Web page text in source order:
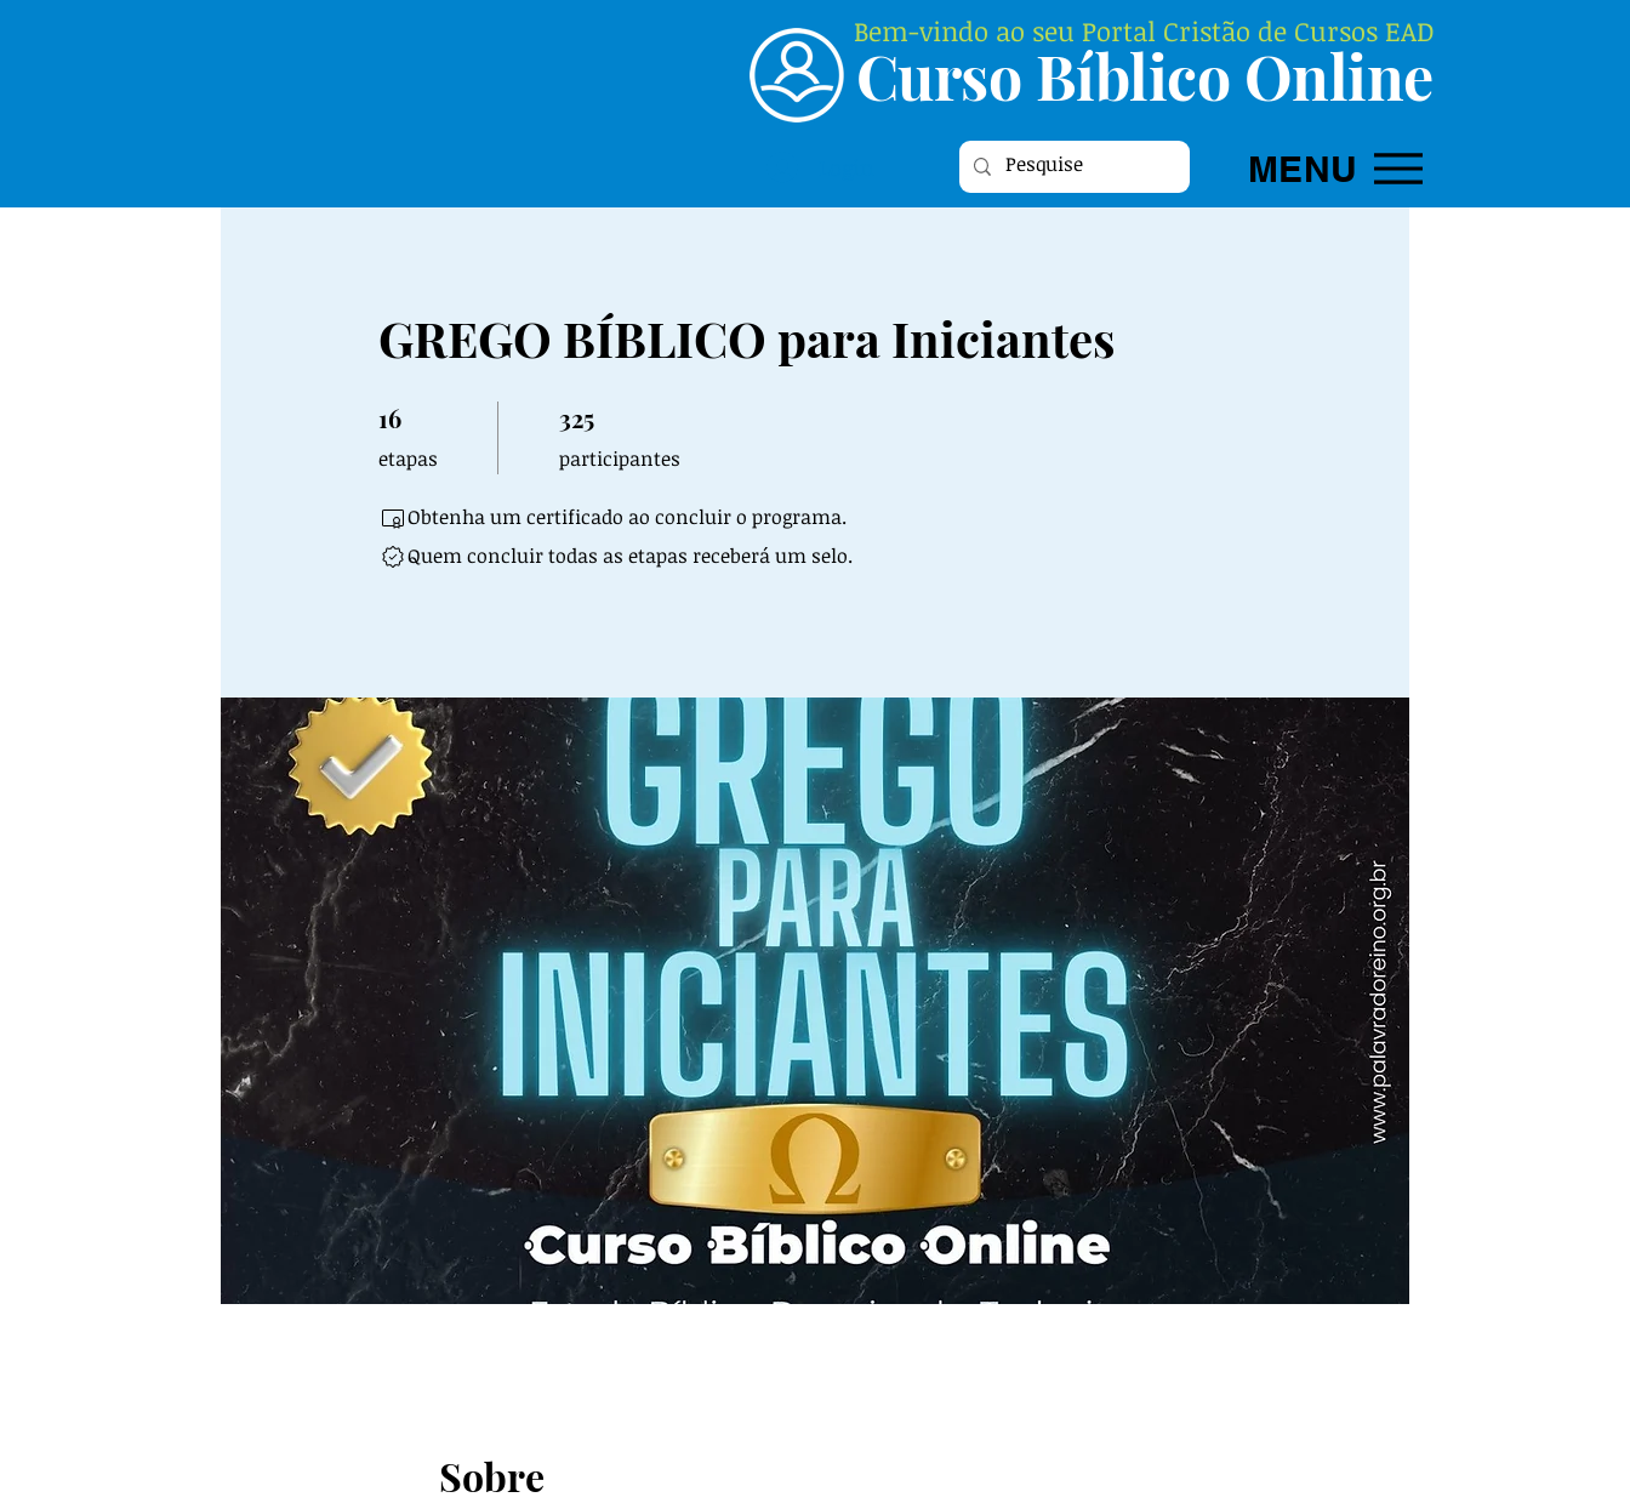
Curso Bíblico Online
Bem-vindo ao seu Portal Cristão de Cursos EAD
MENU
GREGO BÍBLICO para Iniciantes
16
etapas
16 etapas 325
participantes
Obtenha um certificado ao concluir o programa.
Quem concluir todas as etapas receberá um selo.
Sobre